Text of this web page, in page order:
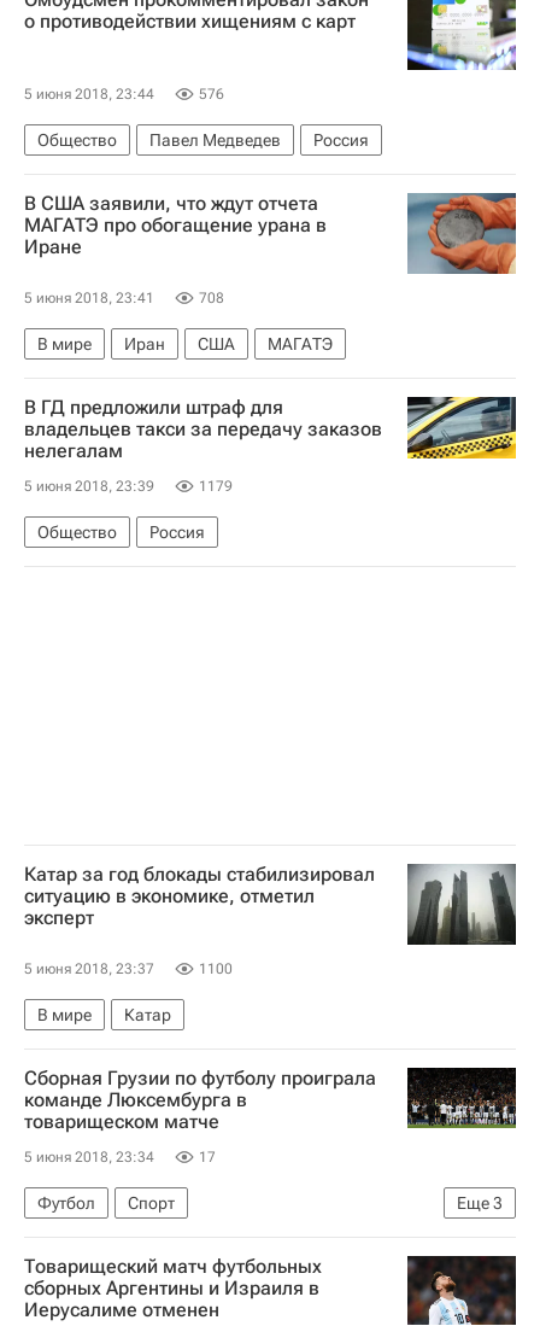
о противодействии хищениям с карт
5 июня 2018, 23:44 576
Общество Павел Медведев Россия
В США заявили, что ждут отчета
МАГАТЭ про обогащение урана в
Иране
5 июня 2018, 23:41 708
В мире Иран США МАГАТЭ
В ГД предложили штраф для
владельцев такси за передачу заказов
нелегалам
5 июня 2018, 23:39 1179
Общество Россия
Катар за год блокады стабилизировал
ситуацию в экономике, отметил
эксперт
5 июня 2018, 23:37 1100
В мире Катар
Сборная Грузии по футболу проиграла
команде Люксембурга в
товарищеском матче
5 июня 2018, 23:34 17
Еще3
Футбол
Спорт
Чемпионат мира по футболу 2018
Люксембург
Грузия
Товарищеский матч футбольных
сборных Аргентины и Израиля в
Иерусалиме отменен